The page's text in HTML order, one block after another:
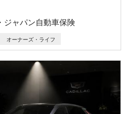
ジャパン自動車保険
オーナーズ・ライフ